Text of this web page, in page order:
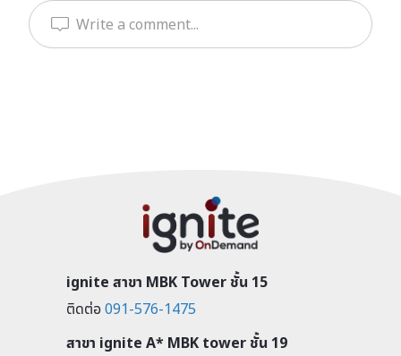
Write a comment...
ignite สาขา MBK Tower ชั้น 15
ติดต่อ091-576-1475
สาขา ignite A* MBK tower ชั้น 19